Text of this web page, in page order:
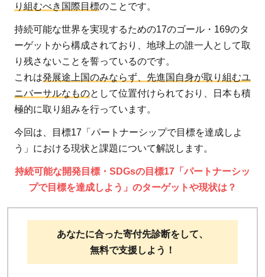
り組むべき国際目標のことです。
持続可能な世界を実現するための17のゴール・169のタ
ーゲットから構成されており、地球上の誰一人として取
り残さないことを誓っているのです。
これは発展途上国のみならず、先進国自身が取り組むユ
ニバーサルなものとして位置付けられており、日本も積
極的に取り組みを行っています。
今回は、目標17「パートナーシップで目標を達成しよ
う」における現状と課題について解説します。
持続可能な開発目標・SDGsの目標17「パートナーシッ
プで目標を達成しよう」のターゲットや現状は？
あなたに合った寄付先診断をして、
無料で支援しよう！